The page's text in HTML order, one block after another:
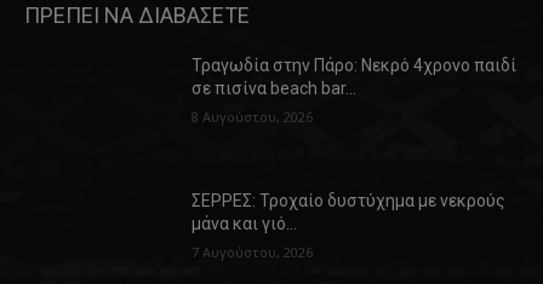
ΠΡΕΠΕΙ ΝΑ ΔΙΑΒΑΣΕΤΕ
Τραγωδία στην Πάρο: Νεκρό 4χρονο παιδί
σε πισίνα beach bar…
8 Αυγούστου, 2026
ΣΕΡΡΕΣ: Τροχαίο δυστύχημα με νεκρούς
μάνα και γιό…
7 Αυγούστου, 2026